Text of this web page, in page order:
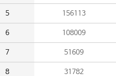
5 156113
6 108009
7 51609
8 31782